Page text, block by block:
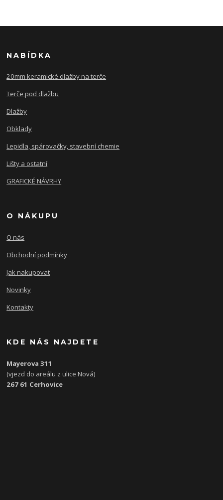
NABÍDKA
20mm keramické dlažby na terče
Terče pod dlažbu
Dlažby
Obklady
Lepidla, spárovačky, stavební chemie
Lišty a ostatní
GRAFICKÉ NÁVRHY
O NÁKUPU
O nás
Obchodní podmínky
Jak nakupovat
Novinky
Kontakty
KDE NÁS NAJDETE
Mayerova 311
(vjezd do areálu z ulice Nová)
267 61 Cerhovice